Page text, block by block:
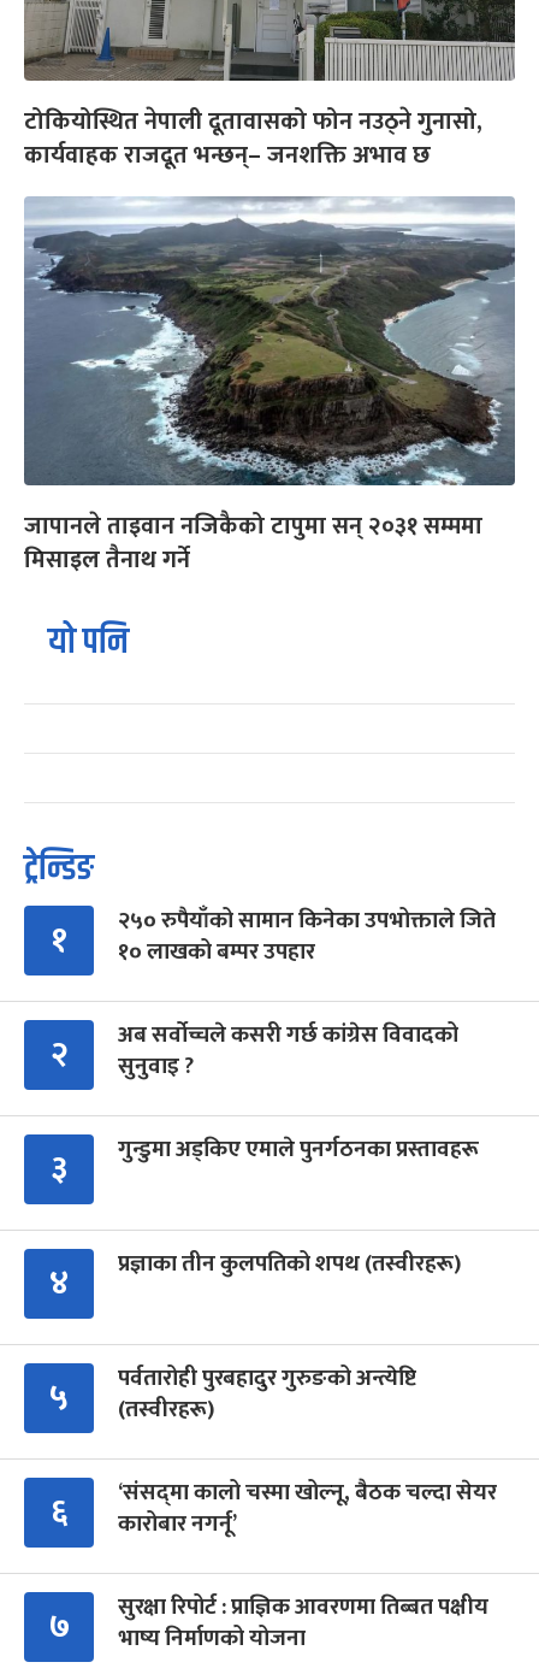
टोकियोस्थित नेपाली दूतावासको फोन नउठ्ने गुनासो,
कार्यवाहक राजदूत भन्छन्– जनशक्ति अभाव छ
जापानले ताइवान नजिकैको टापुमा सन् २०३१ सम्ममा
मिसाइल तैनाथ गर्ने
यो पनि
ट्रेन्डिङ
१
२५० रुपैयाँको सामान किनेका उपभोक्ताले जिते
१० लाखको बम्पर उपहार
२
अब सर्वोच्चले कसरी गर्छ कांग्रेस विवादको
सुनुवाइ ?
३ गुन्डुमा अड्किए एमाले पुनर्गठनका प्रस्तावहरू
४ प्रज्ञाका तीन कुलपतिको शपथ (तस्वीरहरू)
५
पर्वतारोही पुरबहादुर गुरुङको अन्त्येष्टि
(तस्वीरहरू)
६
‘संसद्‍मा कालो चस्मा खोल्नू, बैठक चल्दा सेयर
कारोबार नगर्नू’
७
सुरक्षा रिपोर्ट : प्राज्ञिक आवरणमा तिब्बत पक्षीय
भाष्य निर्माणको योजना